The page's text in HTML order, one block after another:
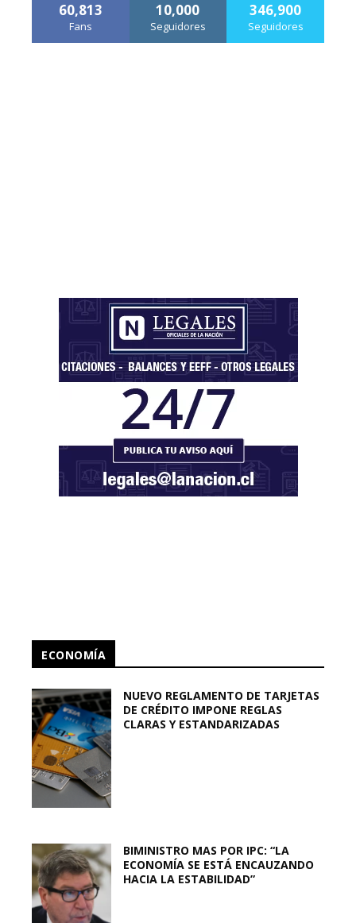
60,813
Fans
10,000
Seguidores
346,900
Seguidores
ECONOMÍA
NUEVO REGLAMENTO DE TARJETAS
DE CRÉDITO IMPONE REGLAS
CLARAS Y ESTANDARIZADAS
BIMINISTRO MAS POR IPC: “LA
ECONOMÍA SE ESTÁ ENCAUZANDO
HACIA LA ESTABILIDAD”